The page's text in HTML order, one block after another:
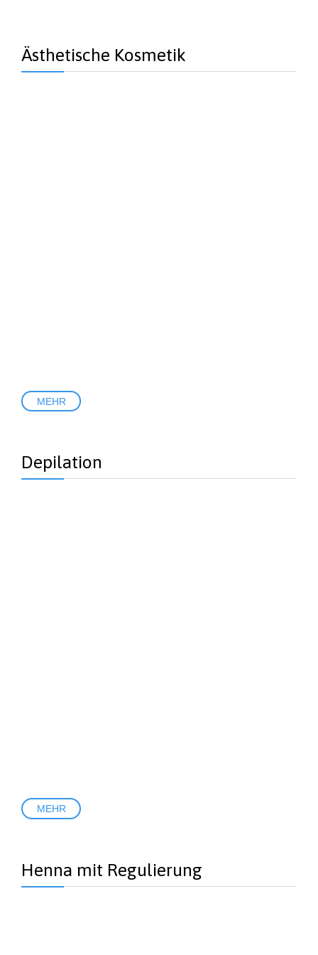
Ästhetische Kosmetik
MEHR
Depilation
MEHR
Henna mit Regulierung